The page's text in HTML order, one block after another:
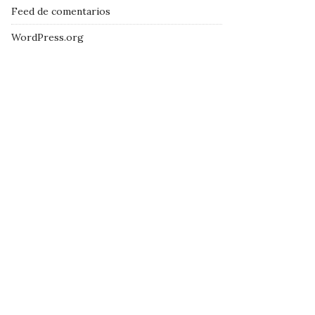
Feed de comentarios
WordPress.org